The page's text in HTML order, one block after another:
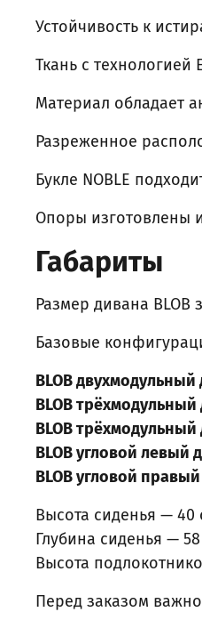
Устойчивость к
Ткань с технологией
Материал обладает
Разреженное
Букле NOBLE
Опоры изготовлены
Габариты
Размер дивана
Базовые
BLOB двухмодульный
BLOB трёхмодульный
BLOB
BLOB угловой левый
BLOB угловой
Высота сиденья — 40
Глубина сиденья —
Высота
Перед заказом